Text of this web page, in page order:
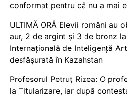
conformat pentru că nu a mai
ULTIMĂ ORĂ Elevii români au
aur, 2 de argint și 3 de bronz
Internațională de Inteligență
desfășurată în Kazahstan
Profesorul Petruț Rizea: O
la Titularizare, iar după